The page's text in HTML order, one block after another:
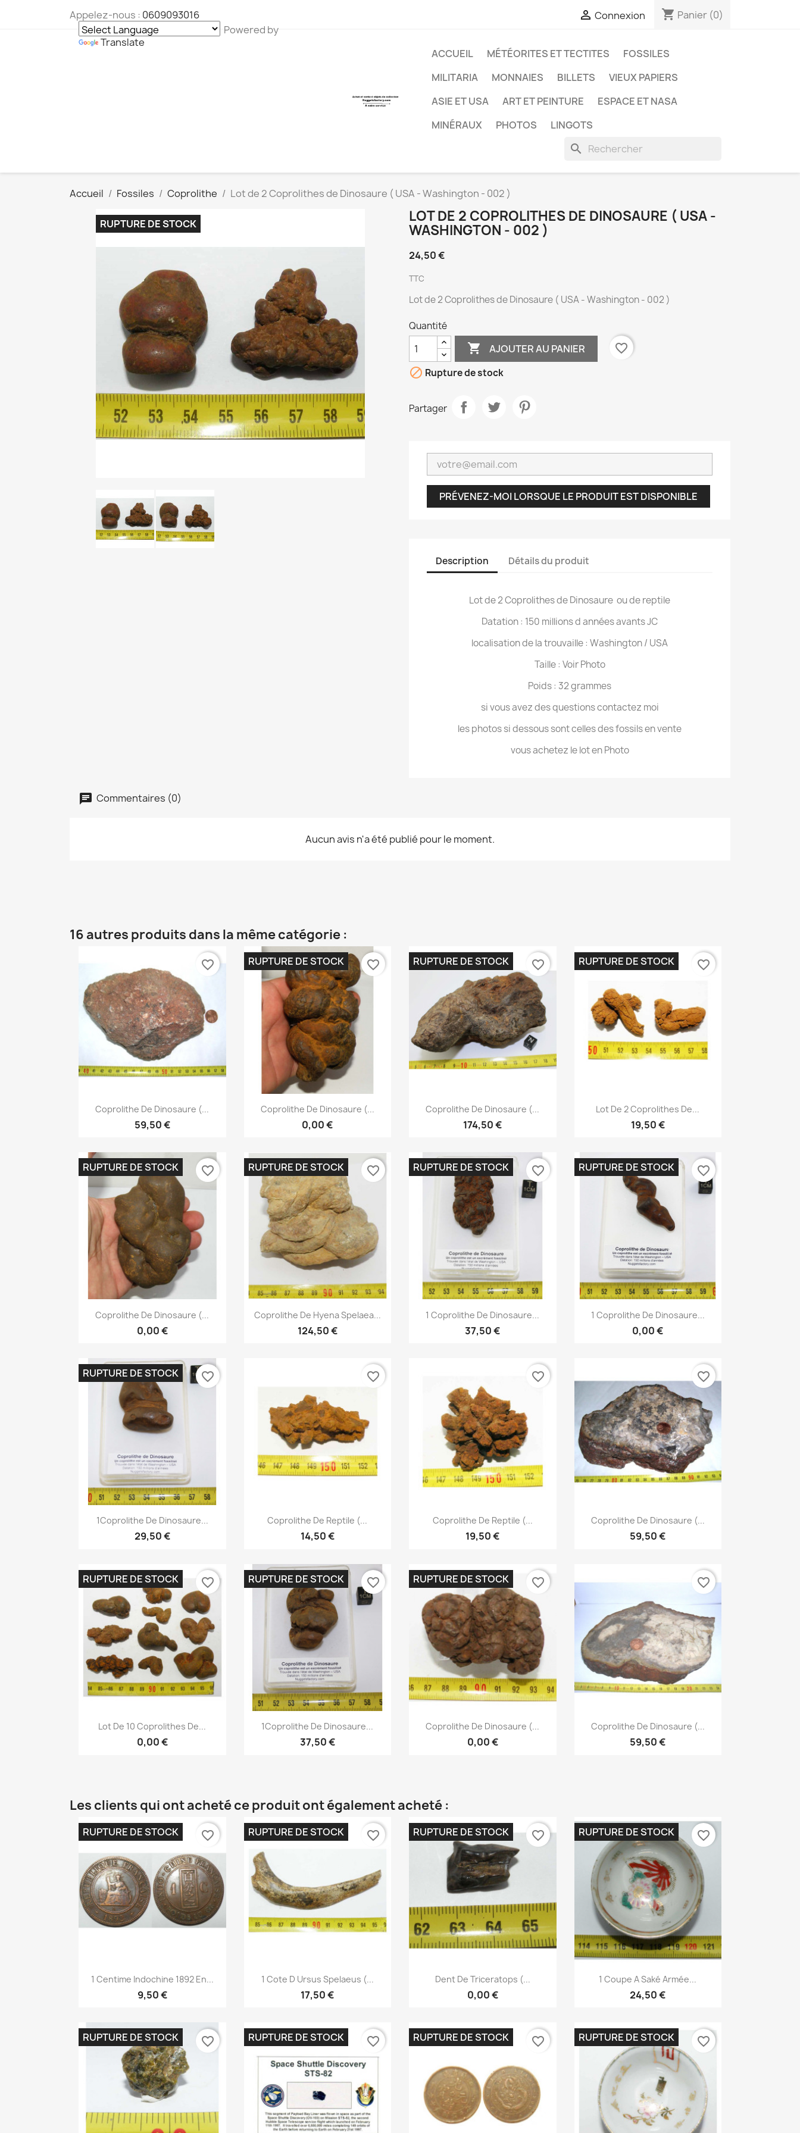
Appelez-nous : 0609093016
Powered by
Translate
 Connexion shopping_cart Panier (0)
ACCUEIL MÉTÉORITES ET TECTITES
FOSSILES
MILITARIA
MONNAIES BILLETS
VIEUX PAPIERS
ASIE ET USA
ART ET PEINTURE
ESPACE ET NASA
MINÉRAUX
PHOTOS LINGOTS
search
Accueil Fossiles Coprolithe Lot de 2 Coprolithes de Dinosaure ( USA - Washington - 002 )
RUPTURE DE STOCK
LOT DE 2 COPROLITHES DE DINOSAURE ( USA -
WASHINGTON - 002 )
24,50 €
TTC
Lot de 2 Coprolithes de Dinosaure ( USA - Washington - 002 )
Quantité
 AJOUTER AU PANIER
favorite_border
 Rupture de stock
Partager
PRÉVENEZ-MOI LORSQUE LE PRODUIT EST DISPONIBLE
Description Détails du produit
Lot de 2 Coprolithes de Dinosaure ou de reptile
Datation : 150 millions d années avants JC
localisation de la trouvaille : Washington / USA
Taille : Voir Photo
Poids : 32 grammes
si vous avez des questions contactez moi
les photos si dessous sont celles des fossils en vente
vous achetez le lot en Photo
Commentaires (0)
Aucun avis n'a été publié pour le moment.
16 autres produits dans la même catégorie :
Aperçu rapide
Coprolithe De Dinosaure (...
59,50 €
favorite_border
Aperçu rapide
Coprolithe De Dinosaure (...
0,00 €
RUPTURE DE STOCK favorite_border
Aperçu rapide
Coprolithe De Dinosaure (...
174,50 €
RUPTURE DE STOCK favorite_border
Aperçu rapide
Lot De 2 Coprolithes De...
19,50 €
RUPTURE DE STOCK favorite_border
Aperçu rapide
Coprolithe De Dinosaure (...
0,00 €
RUPTURE DE STOCK favorite_border
Aperçu rapide
Coprolithe De Hyena Spelaea...
124,50 €
RUPTURE DE STOCK favorite_border
Aperçu rapide
1 Coprolithe De Dinosaure...
37,50 €
RUPTURE DE STOCK favorite_border
Aperçu rapide
1 Coprolithe De Dinosaure...
0,00 €
RUPTURE DE STOCK favorite_border
Aperçu rapide
1Coprolithe De Dinosaure...
29,50 €
RUPTURE DE STOCK favorite_border
Aperçu rapide
Coprolithe De Reptile (...
14,50 €
favorite_border
Aperçu rapide
Coprolithe De Reptile (...
19,50 €
favorite_border
Aperçu rapide
Coprolithe De Dinosaure (...
59,50 €
favorite_border
 Aperçu rapide
Lot De 10 Coprolithes De...
0,00 €
RUPTURE DE STOCK favorite_border
Aperçu rapide
1Coprolithe De Dinosaure...
37,50 €
RUPTURE DE STOCK favorite_border
Aperçu rapide
Coprolithe De Dinosaure (...
0,00 €
RUPTURE DE STOCK favorite_border
Aperçu rapide
Coprolithe De Dinosaure (...
59,50 €
favorite_border
Les clients qui ont acheté ce produit ont également acheté :
Aperçu rapide
1 Centime Indochine 1892 En...
9,50 €
RUPTURE DE STOCK favorite_border
Aperçu rapide
1 Cote D Ursus Spelaeus (...
17,50 €
RUPTURE DE STOCK favorite_border
Aperçu rapide
Dent De Triceratops (...
0,00 €
RUPTURE DE STOCK favorite_border
Aperçu rapide
1 Coupe A Saké Armée...
24,50 €
RUPTURE DE STOCK favorite_border
RUPTURE DE STOCK favorite_border RUPTURE DE STOCK favorite_border RUPTURE DE STOCK favorite_border RUPTURE DE STOCK favorite_border